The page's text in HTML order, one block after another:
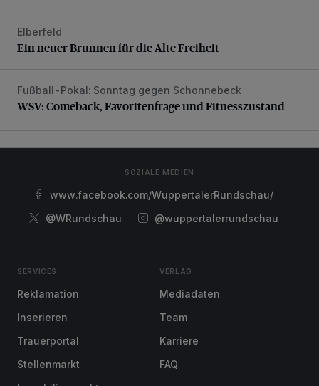
Ein neuer Brunnen für die Alte Freiheit
Elberfeld
Ein neuer Brunnen für die Alte Freiheit
WSV: Comeback, Favoritenfrage und Fitnesszustand
Fußball-Pokal: Sonntag gegen Schonnebeck
WSV: Comeback, Favoritenfrage und Fitnesszustand
SOZIALE MEDIEN
www.facebook.com/WuppertalerRundschau/
@WRundschau
@wuppertalerrundschau
SERVICES
Reklamation
Inserieren
Trauerportal
Stellenmarkt
VERLAG
Mediadaten
Team
Karriere
FAQ